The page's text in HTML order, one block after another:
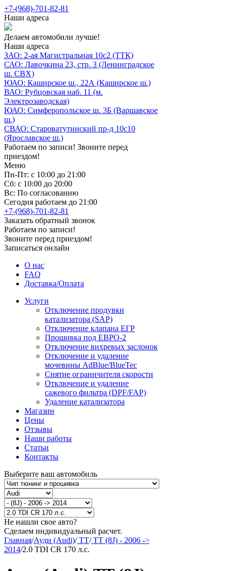
+7-(968)-701-82-81
Наши адреса
Делаем автомобили лучше!
Наши адреса
ЗАО: 2-ая Магистральная 10с2 (ТТК)
САО: Лавочкина 23, стр. 3 (Ленинградское
ш. СВХ)
ЮАО: Каширское ш., 22А (Каширское ш.)
ВАО: Рубцовская наб. 11 (м.
Электрозаводская)
ЮАО: Симферопольское ш. 3Б (Варшавское
ш.)
СВАО: Староватутинский пр-д 10с10
(Ярославское ш.)
Работаем по записи! Звоните перед
приездом!
Меню
Пн-Пт: с 10:00 до 21:00
Сб: с 10:00 до 20:00
Вс: По согласованию
Сегодня работаем до 21:00
+7-(968)-701-82-81
Заказать обратный звонок
Работаем по записи!
Звоните перед приездом!
Записаться онлайн
О нас
FAQ
Доставка/Оплата
Услуги
Отключение продувки
катализатора (SAP)
Отключение клапана ЕГР
Прошивка под ЕВРО-2
Отключение вихревых заслонок
Отключение и удаление
мочевины AdBlue/BlueTec
Снятие ограничителя скорости
Отключение и удаление
сажевого фильтра (DPF/FAP)
Удаление катализатора
Магазин
Цены
Отзывы
Наши работы
Статьи
Контакты
Выберите ваш автомобиль
Не нашли свое авто?
Сделаем индивидуальный расчет.
Главная/Ауди (Audi)/TT/TT (8J) - 2006 ->
2014/2.0 TDI CR 170 л.с.